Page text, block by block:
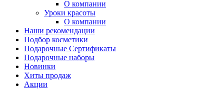
О компании
Уроки красоты
О компании
Наши рекомендации
Подбор косметики
Подарочные Сертификаты
Подарочные наборы
Новинки
Хиты продаж
Акции